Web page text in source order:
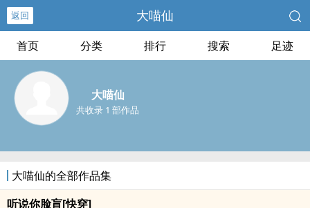
返回 大喵仙
首页 分类 排行 搜索 足迹
大喵仙
共收录 1 部作品
大喵仙的全部作品集
听说你脸盲[快穿]